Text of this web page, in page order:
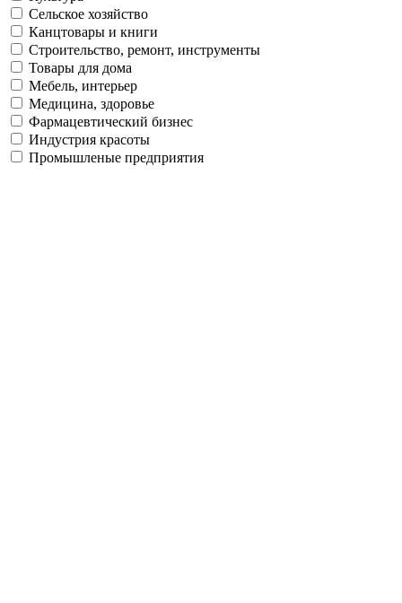
Сельское хозяйство
Канцтовары и книги
Строительство, ремонт, инструменты
Товары для дома
Мебель, интерьер
Медицина, здоровье
Фармацевтический бизнес
Индустрия красоты
Промышленые предприятия